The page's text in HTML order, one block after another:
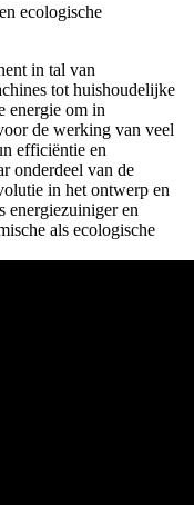
in tal van
tot huishoudelijke
energie om in
de werking van veel
efficiëntie en
onderdeel van de
in het ontwerp en
energiezuiniger en
als ecologische